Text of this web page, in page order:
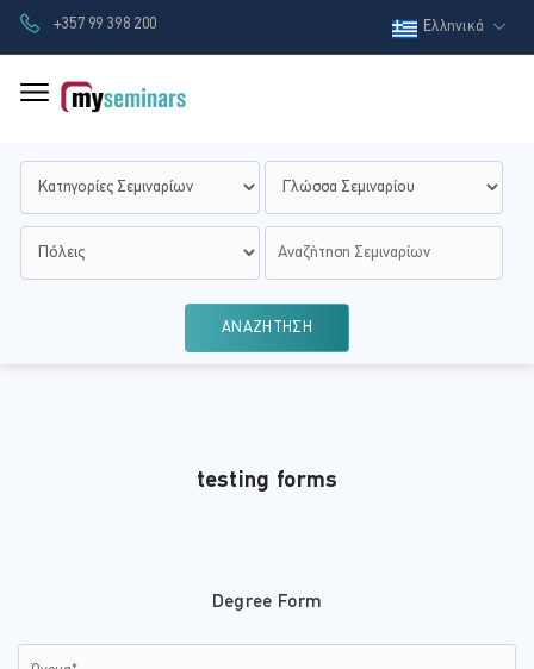
+357 99 398 200 Ελληνικά
ΑΝΑΖΗΤΗΣΗ
testing forms
Degree Form